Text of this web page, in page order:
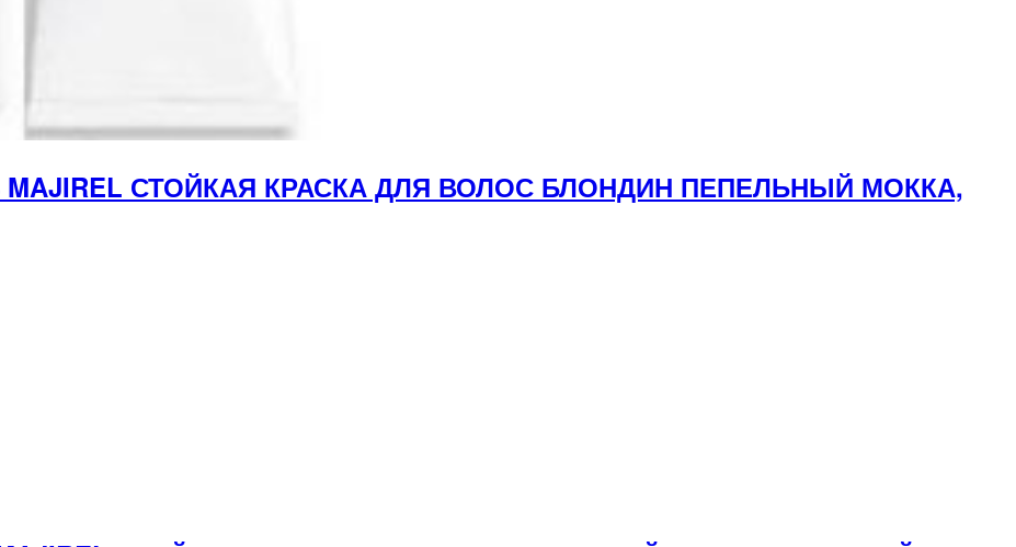
MAJIREL СТОЙКАЯ КРАСКА ДЛЯ ВОЛОС БЛОНДИН ПЕПЕЛЬНЫЙ МОККА,